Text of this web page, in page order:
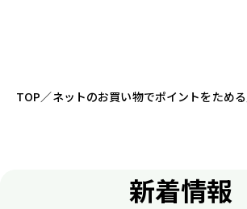
TOP／ネットのお買い物でポイントをためる
新着情報